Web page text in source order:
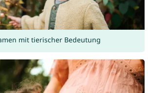
mit tierischer Bedeutung